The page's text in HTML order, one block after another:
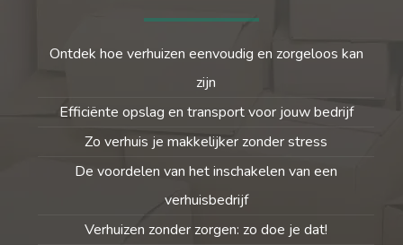
Ontdek hoe verhuizen eenvoudig en zorgeloos kan
zijn
Efficiënte opslag en transport voor jouw bedrijf
Zo verhuis je makkelijker zonder stress
De voordelen van het inschakelen van een
verhuisbedrijf
Verhuizen zonder zorgen: zo doe je dat!